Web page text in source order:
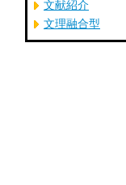
文献紹介
文理融合型